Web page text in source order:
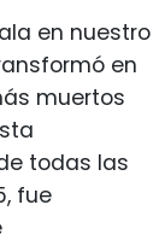
en nuestro
en
muertos
todas las
fue